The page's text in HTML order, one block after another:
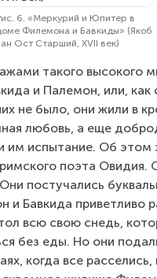
6. «Меркурий и Юпитер в
Филемона и Бавкиды» (Якоб
Ост Старший, XVII век)
такого высокого
и Палемон, или,
не было, они жили в
любовь, а еще
им испытание. Об этом
поэта
постучались
Бавкида приветливо
всю свою снедь,
без еды. Но они
когда все